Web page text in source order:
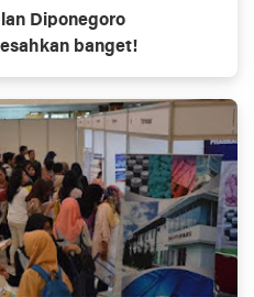
Diponegoro
banget!